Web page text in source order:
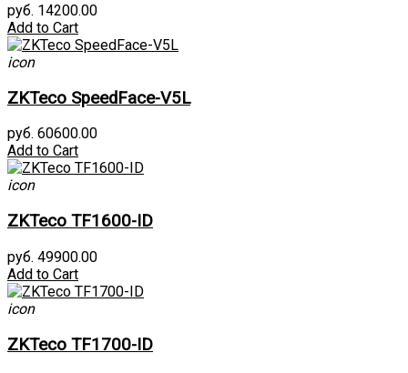
руб. 14200.00
Add to Cart
icon
ZKTeco SpeedFace-V5L
руб. 60600.00
Add to Cart
icon
ZKTeco TF1600-ID
руб. 49900.00
Add to Cart
icon
ZKTeco TF1700-ID